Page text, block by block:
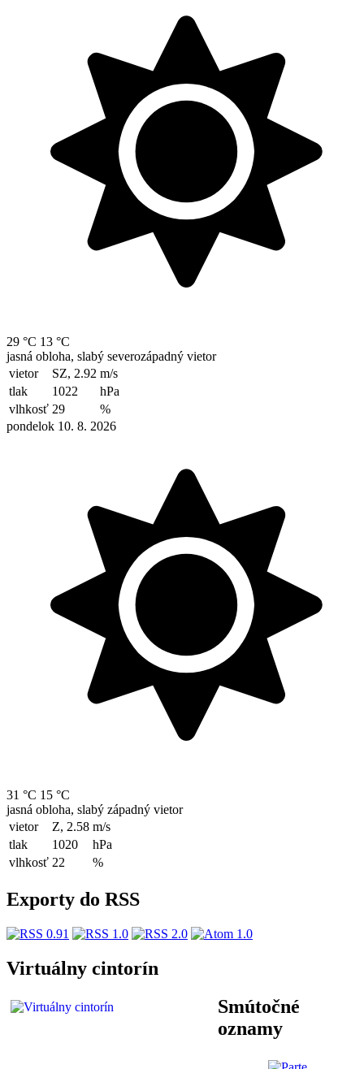
29 °C 13 °C
jasná obloha, slabý severozápadný vietor
vietor
SZ, 2.92 m/s
tlak
1022
hPa
vlhkosť 29
%
pondelok 10. 8. 2026
31 °C 15 °C
jasná obloha, slabý západný vietor
vietor
Z, 2.58 m/s
tlak
1020
hPa
vlhkosť 22 %
Exporty do RSS
Virtuálny cintorín
Smútočné
oznamy